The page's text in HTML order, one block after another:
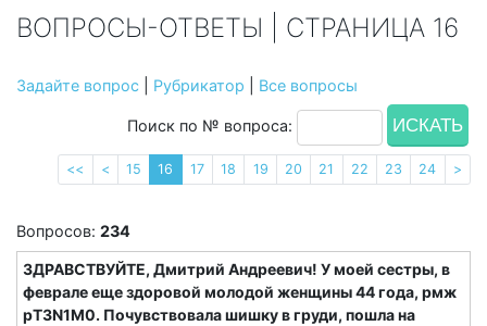
ВОПРОСЫ-ОТВЕТЫ | СТРАНИЦА 16
Задайте вопрос Рубрикатор Все вопросы
Поиск по № вопроса:
<< < 15 16 17 18 19 20 21 22 23 24 >
Вопросов: 234
ЗДРАВСТВУЙТЕ, Дмитрий Андреевич! У моей сестры, в
феврале еще здоровой молодой женщины 44 года, рмж
рT3N1M0. Почувствовала шишку в груди, пошла на